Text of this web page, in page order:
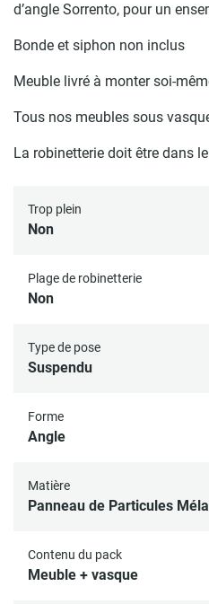
d’angle Sorrento, pour un
Bonde et siphon non inclus
Meuble livré à monter soi-
Tous nos meubles sous
La robinetterie doit être dans
Trop plein
Non
Plage de robinetterie
Non
Type de pose
Suspendu
Forme
Angle
Matière
Panneau de Particules
Contenu du pack
Meuble + vasque